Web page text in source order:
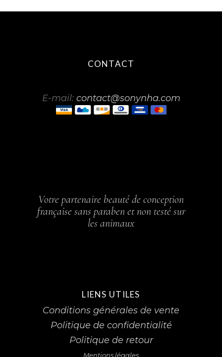
CONTACT
E-mail: contact@sonynha.com
Votre partenaire beauté de conception
française sans paraben et non testé sur
les animaux
LIENS UTILES
Conditions générales de vente
Politique de confidentialité
Politique de retour
Mentions légales